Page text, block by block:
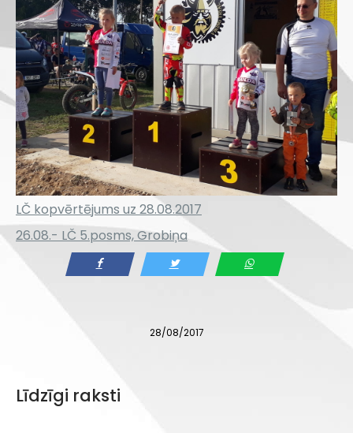
LČ kopvērtējums uz 28.08.2017
26.08.- LČ 5.posms, Grobiņa
28/08/2017
Līdzīgi raksti